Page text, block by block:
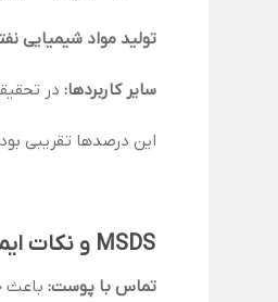
تولید مواد شیمیایی
سایر کاربردها: در
این درصدها تقریبی
تماس با پوست: باعث